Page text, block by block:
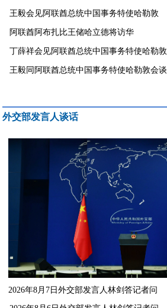
​王毅会见阿联酋总统中国事务特使哈勒敦
阿联酋阿布扎比王储哈立德将访华
丁薛祥会见阿联酋总统中国事务特使哈勒敦
王毅同阿联酋总统中国事务特使哈勒敦会谈
外交部发言人谈话
2026年8月7日外交部发言人林剑答记者问